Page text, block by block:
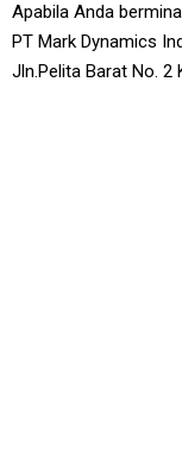
Apabila Anda
PT Mark Dynamics
Jln.Pelita Barat No. 2